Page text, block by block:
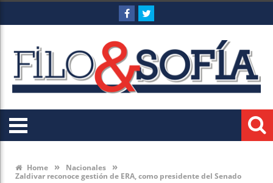
Home » Nacionales »
Zaldivar reconoce gestión de ERA, como presidente del Senado